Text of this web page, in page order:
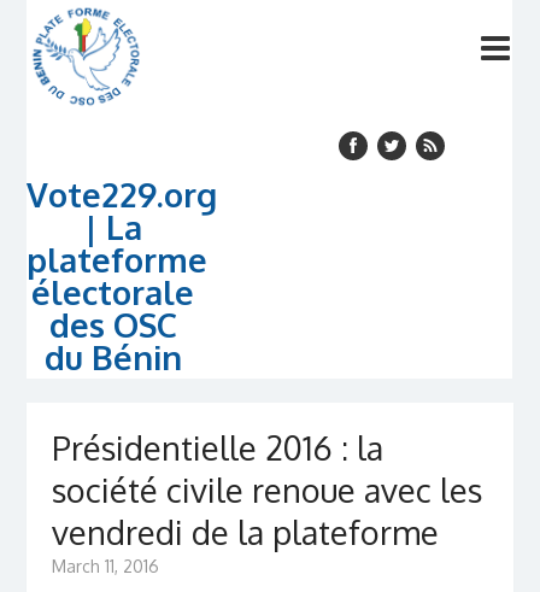
Vote229.org
| La
plateforme
électorale
des OSC
du Bénin
Présidentielle 2016 : la
société civile renoue avec les
vendredi de la plateforme
March 11, 2016